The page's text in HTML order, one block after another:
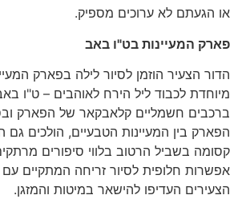
או הגעתם לא ערוכים מספיק.
פארק המעיינות בט"ו באב
הדור הצעיר הוזמן לסיור לילה בפארק
מיוחדת לכבוד ליל הירח לאוהבים – ט"ו באב.
ברכבים חשמליים קלאבקאר של הפארק
הפארק בין המעיינות הטבעיים, הולכים גם
קסומה בשביל הרטוב בלווי סיפורים מרתקים.
אפשרות חלופית לסיור זריחה המתקיים עם
הצעירים העדיפו להישאר במיטות והמזגן.